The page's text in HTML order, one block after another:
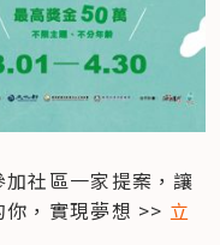
社區一家提案，讓
，實現夢想 >> 立